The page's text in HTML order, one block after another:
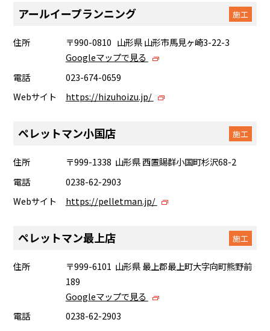
アールイープランニング 施工
住所
〒990-0810 山形県 山形市馬見ヶ崎3-22-3
Googleマップで見る
電話
023-674-0659
Webサイト
https://hizuhoizu.jp/
ペレットマン小国店 施工
住所
〒999-1338 山形県 西置賜群小国町杉沢68-2
電話
0238-62-2903
Webサイト
https://pelletman.jp/
ペレットマン最上店 施工
住所
〒999-6101 山形県 最上郡最上町大字向町熊野前
189
Googleマップで見る
電話
0238-62-2903